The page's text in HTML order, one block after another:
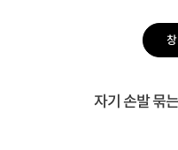
자기 손발 묶